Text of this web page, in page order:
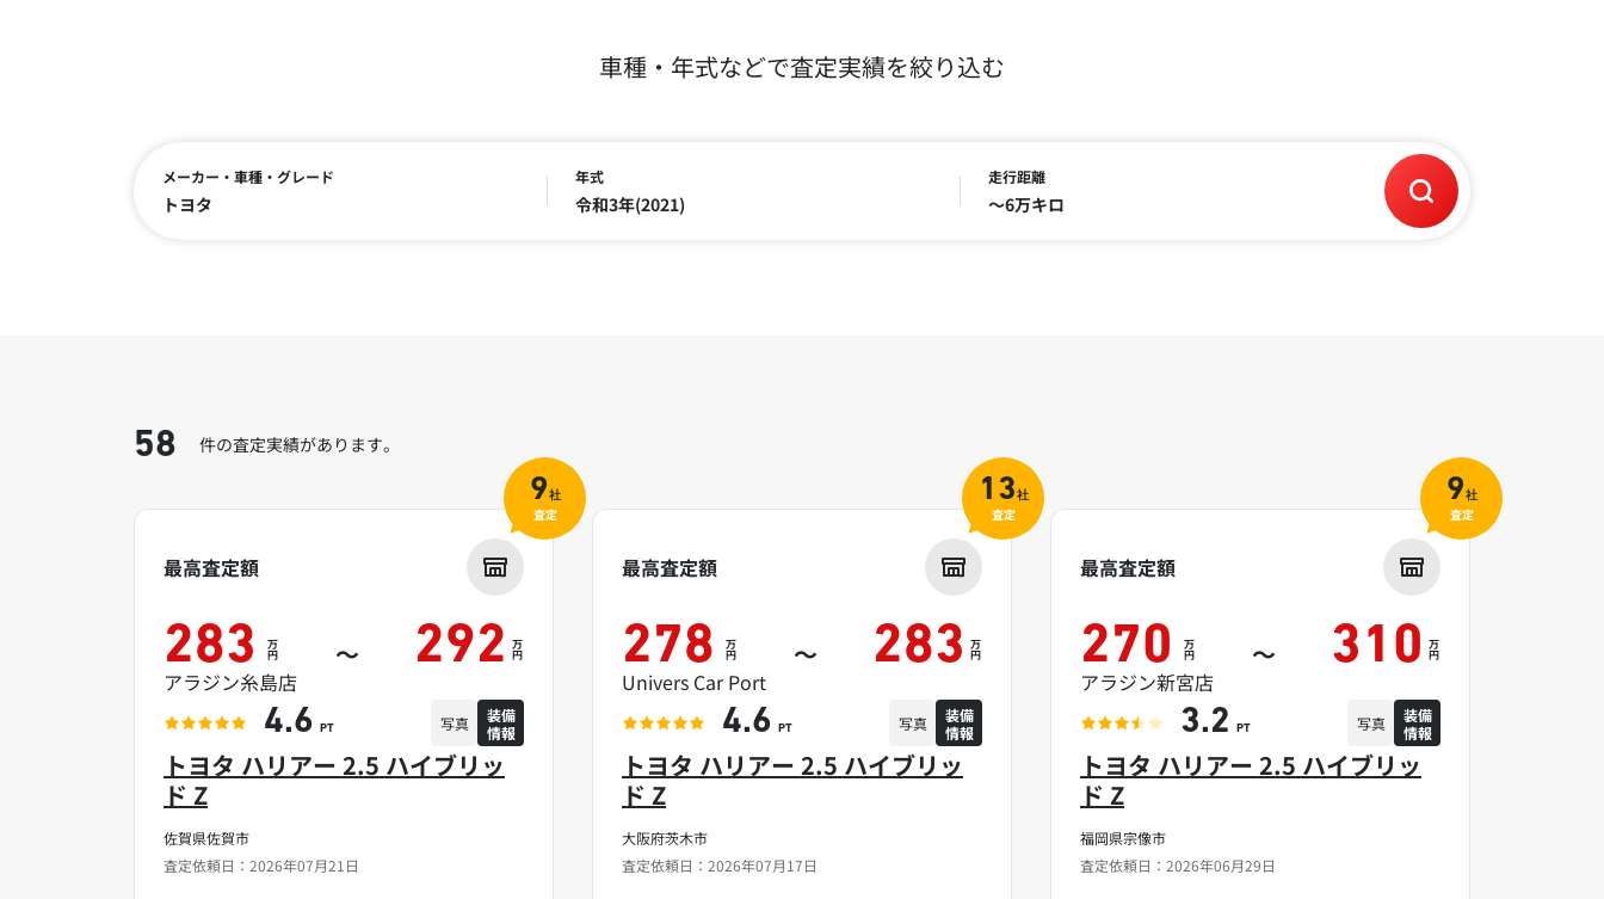
車種・年式などで査定実績を絞り込む
メーカー・車種・グレード
トヨタ
年式
令和3年(2021)
走行距離
～6万キロ
58 件の査定実績があります。
佐賀県佐賀市
査定依頼日：2026年07月21日
トヨタ ハリアー 2.5 ハイブリッ
ド Z
最高査定額
283 万
円 ～ 292 万
円
アラジン糸島店
4.6 PT 写真
装備
情報
9社
査定
大阪府茨木市
査定依頼日：2026年07月17日
トヨタ ハリアー 2.5 ハイブリッ
ド Z
最高査定額
278 万
円 ～ 283 万
円
Univers Car Port
4.6 PT 写真
装備
情報
13社
査定
福岡県宗像市
査定依頼日：2026年06月29日
トヨタ ハリアー 2.5 ハイブリッ
ド Z
最高査定額
270 万
円 ～ 310 万
円
アラジン新宮店
3.2 PT 写真
装備
情報
9社
査定